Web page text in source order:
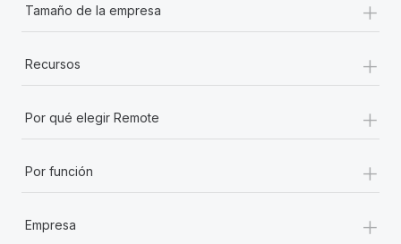
Tamaño de la empresa +
Recursos +
Por qué elegir Remote +
Por función +
Empresa +